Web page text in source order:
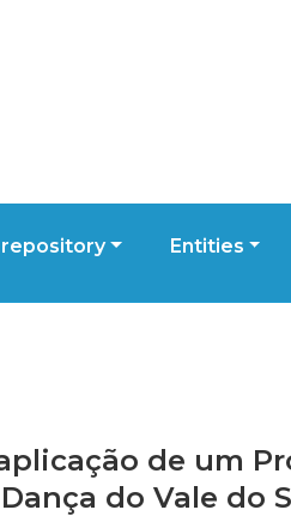
Entities
de um
do Vale do